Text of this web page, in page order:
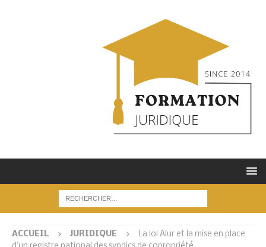
ACCUEIL JURIDIQUE
La loi Alur et la mise en place